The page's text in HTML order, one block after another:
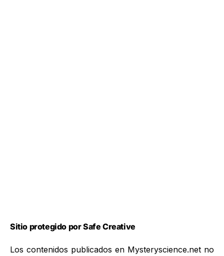
Sitio protegido por Safe Creative
Los contenidos publicados en Mysteryscience.net no